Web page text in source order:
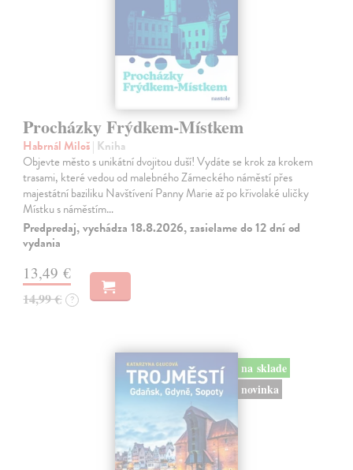
Procházky Frýdkem-Místkem
Habrnál Miloš| Kniha
Objevte město s unikátní dvojitou duší! Vydáte se krok za krokem
trasami, které vedou od malebného Zámeckého náměstí přes
majestátní baziliku Navštívení Panny Marie až po křivolaké uličky
Místku s náměstím…
Predpredaj, vychádza 18.8.2026, zasielame do 12 dní od
vydania
13,49 €
14,99 € ?
na sklade
novinka